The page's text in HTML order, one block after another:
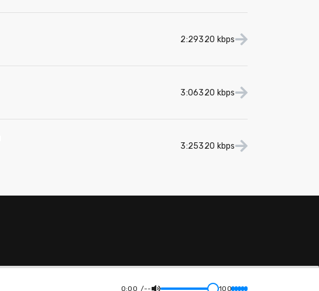
2:29320 kbps
3:06320 kbps
3:25320 kbps
0:00 -- 100